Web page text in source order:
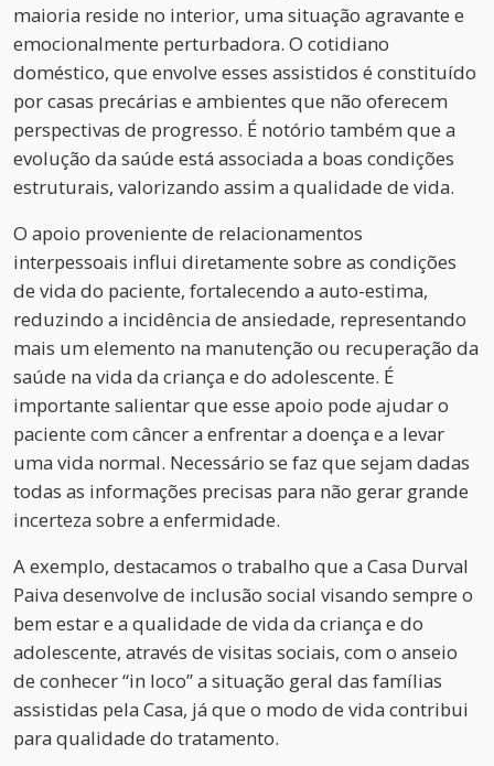
maioria reside no interior, uma situação agravante e
emocionalmente perturbadora. O cotidiano
doméstico, que envolve esses assistidos é constituído
por casas precárias e ambientes que não oferecem
perspectivas de progresso. É notório também que a
evolução da saúde está associada a boas condições
estruturais, valorizando assim a qualidade de vida.
O apoio proveniente de relacionamentos
interpessoais influi diretamente sobre as condições
de vida do paciente, fortalecendo a auto-estima,
reduzindo a incidência de ansiedade, representando
mais um elemento na manutenção ou recuperação da
saúde na vida da criança e do adolescente. É
importante salientar que esse apoio pode ajudar o
paciente com câncer a enfrentar a doença e a levar
uma vida normal. Necessário se faz que sejam dadas
todas as informações precisas para não gerar grande
incerteza sobre a enfermidade.
A exemplo, destacamos o trabalho que a Casa Durval
Paiva desenvolve de inclusão social visando sempre o
bem estar e a qualidade de vida da criança e do
adolescente, através de visitas sociais, com o anseio
de conhecer “in loco” a situação geral das famílias
assistidas pela Casa, já que o modo de vida contribui
para qualidade do tratamento.